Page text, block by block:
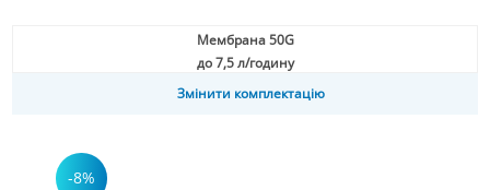
Мембрана 50G
до 7,5 л/годину
Змінити комплектацію
-8%